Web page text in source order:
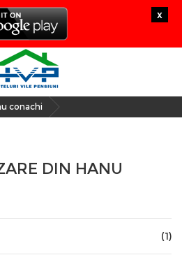
x
Toggle
navigation
conachi
DIN HANU
(1)